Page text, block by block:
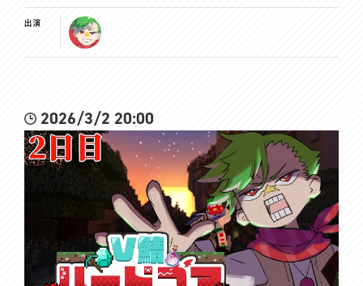
出演
2026/3/2 20:00